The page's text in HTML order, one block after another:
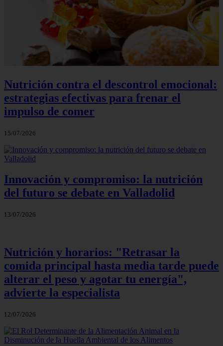
Nutrición contra el descontrol emocional:
estrategias efectivas para frenar el
impulso de comer
15/07/2026
Innovación y compromiso: la nutrición
del futuro se debate en Valladolid
13/07/2026
Nutrición y horarios: "Retrasar la
comida principal hasta media tarde puede
alterar el peso y agotar tu energía",
advierte la especialista
12/07/2026